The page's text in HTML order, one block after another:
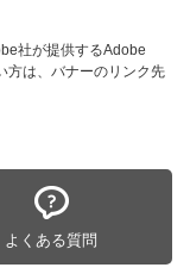
社が提供するAdobe
方は、バナーのリンク先
よくある質問